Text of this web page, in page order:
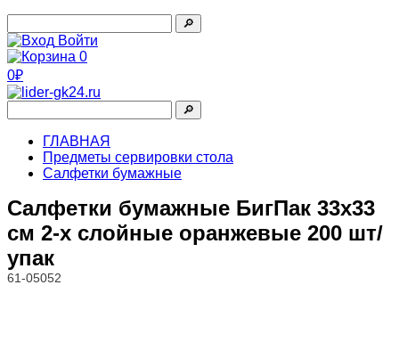
🔎︎
Войти
0
0₽
🔎︎
ГЛАВНАЯ
Предметы сервировки стола
Салфетки бумажные
Салфетки бумажные БигПак 33х33
см 2-х слойные оранжевые 200 шт/
упак
61-05052